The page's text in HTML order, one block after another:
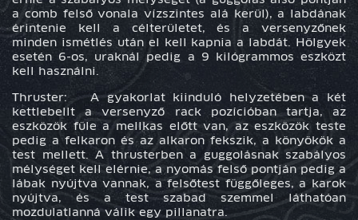
a comb felső vonala vízszintes alá kerül), a labdának
érintenie kell a célterületet, és a versenyzőnek
minden ismétlés után el kell kapnia a labdát. Hölgyek
esetén 6-os, uraknál pedig a 9 kilógrammos eszközt
kell használni.
Thruster: A gyakorlat kiinduló helyzetében a két
kettlebellt a versenyző rack pozícióban tartja, az
eszközök füle a mellkas előtt van, az eszközök teste
pedig a felkaron és az alkaron fekszik, a könyökök a
test mellett. A thrusterben a guggolásnak szabályos
mélységet kell elérnie, a nyomás felső pontján pedig a
lábak nyújtva vannak, a felsőtest függőleges, a karok
nyújtva, és a test szabad szemmel láthatóan
mozdulatlanná válik egy pillanatra.